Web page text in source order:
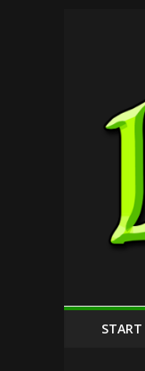
START